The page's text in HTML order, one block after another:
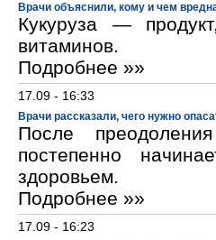
Врачи объяснили, кому и чем
Кукуруза —
витаминов.
Подробнее »»
17.09 - 16:33
Врачи рассказали, чего нужно
После
постепенно
здоровьем.
Подробнее »»
17.09 - 16:23